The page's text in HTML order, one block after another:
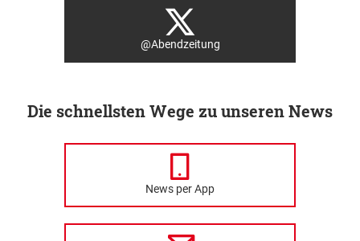
@Abendzeitung
Die schnellsten Wege zu unseren News
News per App